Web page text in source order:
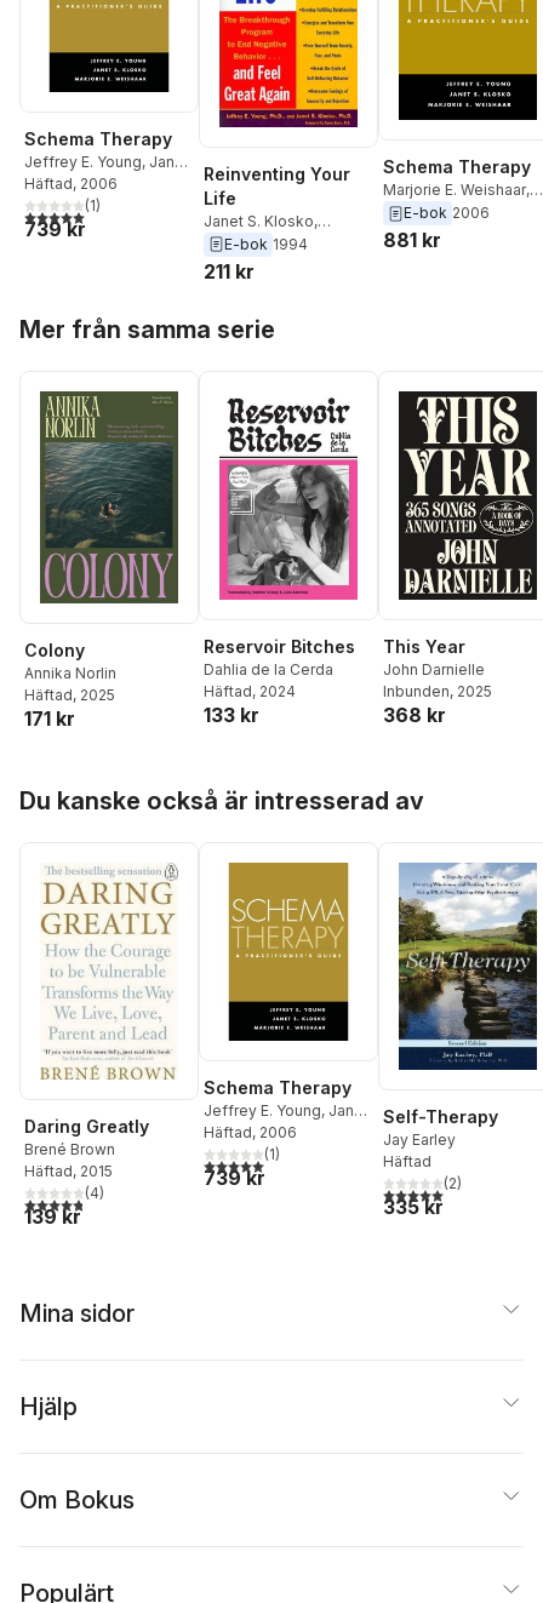
Schema Therapy
Jeffrey E. Young, Janet
S. Klosko,Marjorie E.
Weishaar
Häftad, 2006
5,0utav 5 stjärnor. Totalt antal röster:
(1)
739 kr
Reinventing Your
Life
Janet S. Klosko,
Jeffrey E. Young
E-bok 1994
211 kr
Schema Therapy
Marjorie E. Weishaar,
Janet S. Klosko
Jeffrey E. Young
E-bok 2006
881 kr
Mer från samma serie
Colony
Annika Norlin
Häftad, 2025
171 kr
Reservoir Bitches
Dahlia de la Cerda
Häftad, 2024
133 kr
This Year
John Darnielle
Inbunden, 2025
368 kr
Du kanske också är intresserad av
Daring Greatly
Brené Brown
Häftad, 2015
4,8utav 5 stjärnor. Totalt antal röster:
(4)
139 kr
Schema Therapy
Jeffrey E. Young, Janet
S. Klosko,Marjorie E.
Weishaar
Häftad, 2006
5,0utav 5 stjärnor. Totalt antal röster:
(1)
739 kr
Self-Therapy
Jay Earley
Häftad
5,0utav 5 stjärnor.
(2)
335 kr
Mina sidor
Hjälp
Om Bokus
Populärt